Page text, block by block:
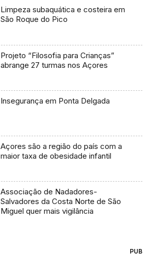
Limpeza subaquática e costeira em
São Roque do Pico
Projeto “Filosofia para Crianças”
abrange 27 turmas nos Açores
Insegurança em Ponta Delgada
Açores são a região do país com a
maior taxa de obesidade infantil
Associação de Nadadores-
Salvadores da Costa Norte de São
Miguel quer mais vigilância
PUB